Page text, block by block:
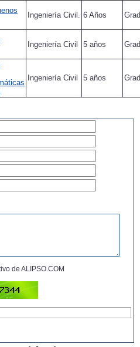
Ingeniería Civil. 6 Años
Ingeniería Civil 5 años
Ingeniería Civil 5 años
de ALIPSO.COM